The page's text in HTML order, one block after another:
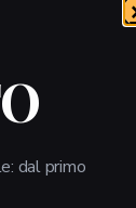
dal primo